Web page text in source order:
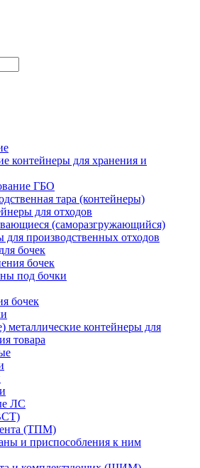
контейнеры для хранения и
ГБО
тара (контейнеры)
для отходов
(саморазгружающийся)
производственных отходов
бочек
бочек
под бочки
бочек
металлические контейнеры для
товара
ЛС
(ТПМ)
и приспособления к ним